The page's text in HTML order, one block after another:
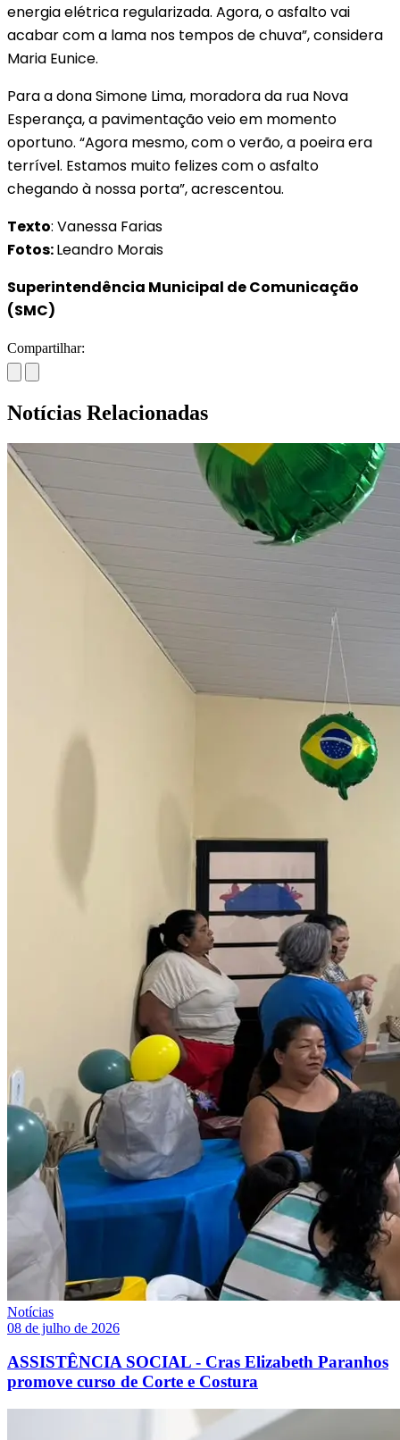
energia elétrica regularizada. Agora, o asfalto vai
acabar com a lama nos tempos de chuva”, considera
Maria Eunice.
Para a dona Simone Lima, moradora da rua Nova
Esperança, a pavimentação veio em momento
oportuno. “Agora mesmo, com o verão, a poeira era
terrível. Estamos muito felizes com o asfalto
chegando à nossa porta”, acrescentou.
Texto: Vanessa Farias
Fotos:Leandro Morais
Superintendência Municipal de Comunicação
(SMC)
Compartilhar:
Notícias Relacionadas
Notícias
08 de julho de 2026
ASSISTÊNCIA SOCIAL - Cras Elizabeth Paranhos
promove curso de Corte e Costura